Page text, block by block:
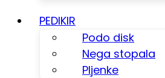
PEDIKIR
Podo disk
Nega stopala
Pljenke